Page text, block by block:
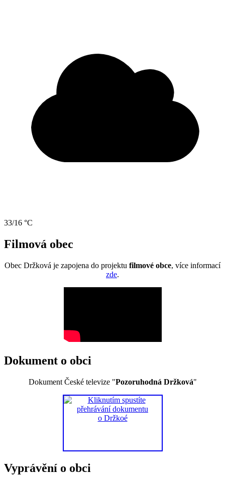
33/16 °C
Filmová obec
Obec Držková je zapojena do projektu filmové obce, více informací
zde.
Dokument o obci
Dokument České televize "Pozoruhodná Držková"
Vyprávění o obci